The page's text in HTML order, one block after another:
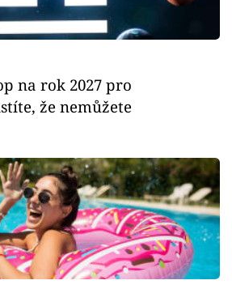
na rok 2027 pro
že nemůžete